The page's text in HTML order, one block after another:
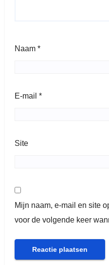
Naam *
E-mail *
Site
Mijn naam, e-mail en site
voor de volgende keer